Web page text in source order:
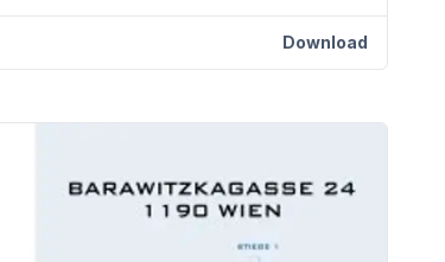
Download